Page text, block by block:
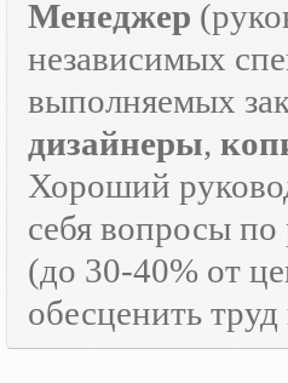
Менеджер
независимых
выполняемых
дизайнеры,
Хороший
себя вопросы по
(до 30-40% от
обесценить